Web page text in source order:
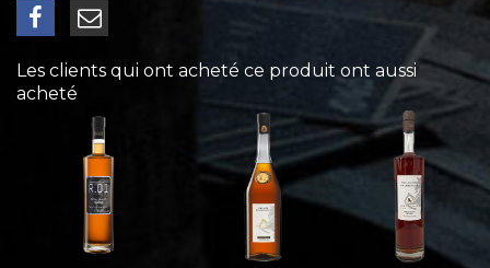
Les clients qui ont acheté ce produit ont aussi
acheté